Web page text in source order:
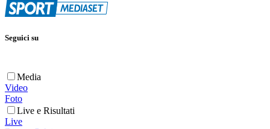
Seguici su
Media
Video
Foto
Live e Risultati
Live